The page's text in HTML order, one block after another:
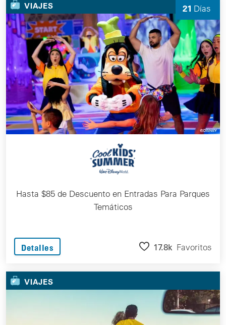
VIAJES 21 Días
quedan
Hasta $85 de Descuento en Entradas Para Parques
Temáticos
Detalles 17.8k Favoritos
VIAJES